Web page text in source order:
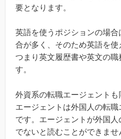
要となります。
英語を使うポジションの場
合が多く、そのため英語を使
つまり英文履歴書や英文の職
す。
外資系の転職エージェント
エージェントは外国人の転
です。エージェントが外国
でないと読むことができま